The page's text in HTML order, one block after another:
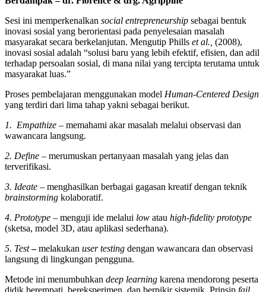
Sesi ini memperkenalkan social entrepreneurship sebagai bentuk
inovasi sosial yang berorientasi pada penyelesaian masalah
masyarakat secara berkelanjutan. Mengutip Phills et al., (2008),
inovasi sosial adalah “solusi baru yang lebih efektif, efisien, dan adil
terhadap persoalan sosial, di mana nilai yang tercipta terutama untuk
masyarakat luas.”
Proses pembelajaran menggunakan model Human-Centered Design
yang terdiri dari lima tahap yakni sebagai berikut.
1. Empathize – memahami akar masalah melalui observasi dan
wawancara langsung.
2. Define – merumuskan pertanyaan masalah yang jelas dan
terverifikasi.
3. Ideate – menghasilkan berbagai gagasan kreatif dengan teknik
brainstorming kolaboratif.
4. Prototype – menguji ide melalui low atau high-fidelity prototype
(sketsa, model 3D, atau aplikasi sederhana).
5. Test –melakukan user testing dengan wawancara dan observasi
langsung di lingkungan pengguna.
Metode ini menumbuhkan deep learning karena mendorong peserta